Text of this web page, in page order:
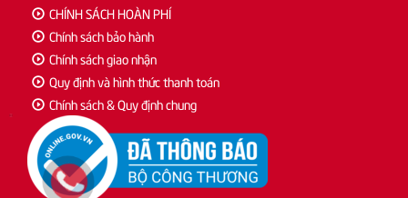
CHÍNH SÁCH HOÀN PHÍ
Chính sách bảo hành
Chính sách giao nhận
Quy định và hình thức thanh toán
Chính sách & Quy định chung